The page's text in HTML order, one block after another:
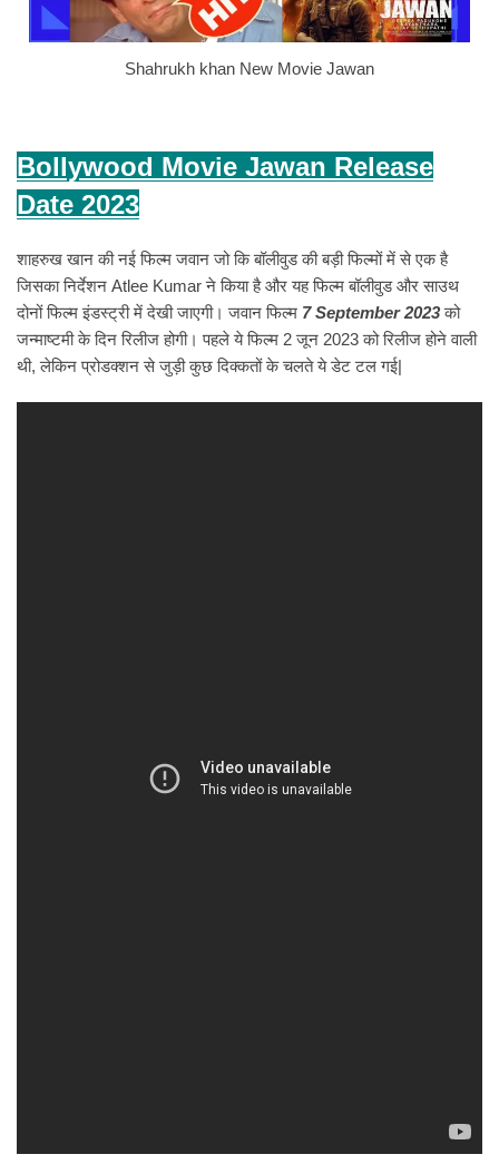
Shahrukh khan New Movie Jawan
Bollywood Movie Jawan Release
Date 2023
शाहरुख खान की नई फिल्म जवान जो कि बॉलीवुड की बड़ी फिल्मों में से एक है
जिसका निर्देशन Atlee Kumar ने किया है और यह फिल्म बॉलीवुड और साउथ
दोनों फिल्म इंडस्ट्री में देखी जाएगी। जवान फिल्म 7 September 2023को
जन्माष्टमी के दिन रिलीज होगी। पहले ये फिल्म 2 जून 2023 को रिलीज होने वाली
थी, लेकिन प्रोडक्शन से जुड़ी कुछ दिक्कतों के चलते ये डेट टल गई|